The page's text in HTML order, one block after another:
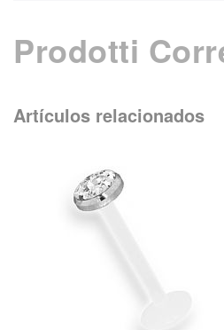
Prodotti
Artículos relacionados